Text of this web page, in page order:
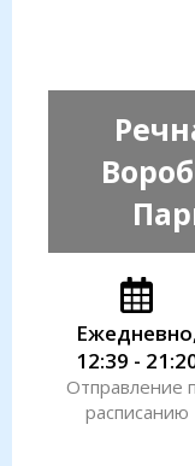
12:39 -
Отправление
расписанию